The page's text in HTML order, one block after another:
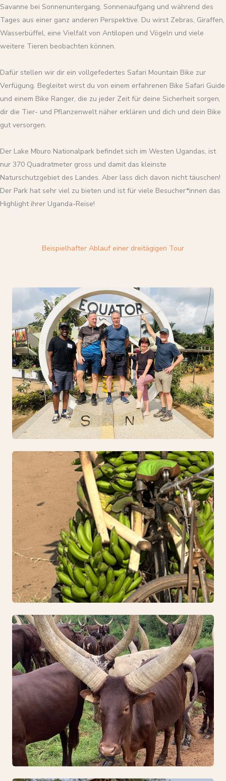
Savanne bei Sonnenuntergang, Sonnenaufgang und während des
Tages aus einer ganz anderen Perspektive. Du wirst Zebras, Giraffen,
Wasserbüffel, eine Vielfalt von Antilopen und Vögeln und viele
weitere Tieren beobachten können.
Dafür stellen wir dir ein vollgefedertes Safari Mountain Bike zur
Verfügung. Begleitet wirst du von einem erfahrenen Bike Safari Guide
und einem Bike Ranger, die zu jeder Zeit für deine Sicherheit sorgen,
dir die Tier- und Pflanzenwelt näher erklären und dich und dein Bike
gut versorgen.
Der Lake Mburo Nationalpark befindet sich im Westen Ugandas, ist
nur 370 Quadratmeter gross und damit das kleinste
Naturschutzgebiet des Landes. Aber lass dich davon nicht täuschen!
Der Park hat sehr viel zu bieten und ist für viele Besucher*innen das
Highlight ihrer Uganda-Reise!
Beispielhafter Ablauf einer dreitägigen Tour